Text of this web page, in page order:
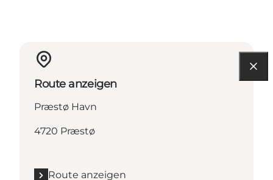
Route anzeigen
Præstø Havn
4720 Præstø
Route anzeigen